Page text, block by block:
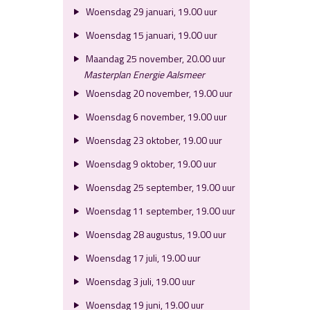
Woensdag 29 januari, 19.00 uur
Woensdag 15 januari, 19.00 uur
Maandag 25 november, 20.00 uur
Masterplan Energie Aalsmeer
Woensdag 20 november, 19.00 uur
Woensdag 6 november, 19.00 uur
Woensdag 23 oktober, 19.00 uur
Woensdag 9 oktober, 19.00 uur
Woensdag 25 september, 19.00 uur
Woensdag 11 september, 19.00 uur
Woensdag 28 augustus, 19.00 uur
Woensdag 17 juli, 19.00 uur
Woensdag 3 juli, 19.00 uur
Woensdag 19 juni, 19.00 uur